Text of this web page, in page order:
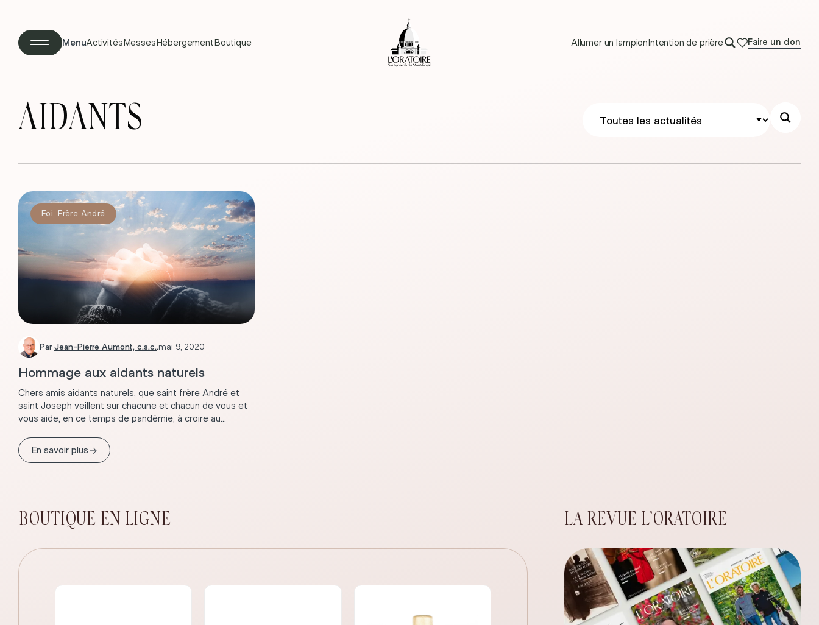
MenuActivités Messes Hébergement Boutique Allumer un lampion Intention de prière Faire un don
AIDANTS
Foi Frère André
Par Jean-Pierre Aumont, c.s.c..mai 9, 2020
Hommage aux aidants naturels
Chers amis aidants naturels, que saint frère André et
saint Joseph veillent sur chacune et chacun de vous et
vous aide, en ce temps de pandémie, à croire au...
En savoir plus→
BOUTIQUE EN LIGNE LA REVUE L’ORATOIRE